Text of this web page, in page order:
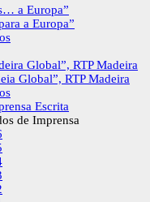
a Europa”
a Europa”
Global”, RTP Madeira
Global”, RTP Madeira
Escrita
de Imprensa